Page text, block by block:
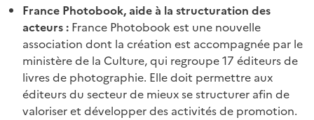
France Photobook, aide à la structuration des
acteurs : France Photobook est une nouvelle
association dont la création est accompagnée par le
ministère de la Culture, qui regroupe 17 éditeurs de
livres de photographie. Elle doit permettre aux
éditeurs du secteur de mieux se structurer afin de
valoriser et développer des activités de promotion.